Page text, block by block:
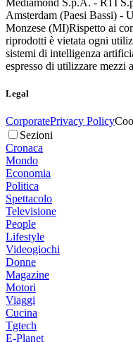
Amsterdam (Paesi Bassi) -
Monzese (MI)Rispetto ai
riprodotti è vietata ogni
sistemi di intelligenza
espresso di utilizzare mezzi
Legal
CorporatePrivacy Policy
Sezioni
Cronaca
Mondo
Economia
Politica
Spettacolo
Televisione
People
Lifestyle
Videogiochi
Donne
Magazine
Motori
Viaggi
Cucina
Tgtech
E-Planet